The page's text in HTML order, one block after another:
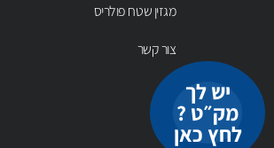
מגזין שטח פולריס
צור קשר
יש לך
מק״ט ?
לחץ כאן